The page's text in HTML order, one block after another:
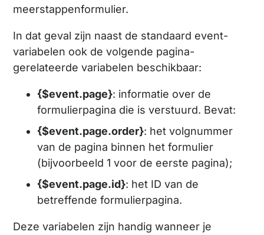
meerstappenformulier.
In dat geval zijn naast de standaard event-
variabelen ook de volgende pagina-
gerelateerde variabelen beschikbaar:
{$event.page}: informatie over de
formulierpagina die is verstuurd. Bevat:
{$event.page.order}: het volgnummer
van de pagina binnen het formulier
(bijvoorbeeld 1 voor de eerste pagina);
{$event.page.id}: het ID van de
betreffende formulierpagina.
Deze variabelen zijn handig wanneer je